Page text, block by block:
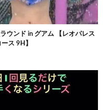
ウンド in グアム 【レオパレス
ス 9H】